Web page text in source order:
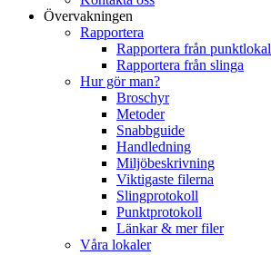
Övervakningen
Rapportera
Rapportera från punktlokal
Rapportera från slinga
Hur gör man?
Broschyr
Metoder
Snabbguide
Handledning
Miljöbeskrivning
Viktigaste filerna
Slingprotokoll
Punktprotokoll
Länkar & mer filer
Våra lokaler